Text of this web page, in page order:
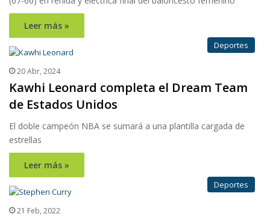
Leer más »
Deportes
20 Abr, 2024
Kawhi Leonard completa el Dream Team
de Estados Unidos
El doble campeón NBA se sumará a una plantilla cargada de
estrellas
Leer más »
Deportes
21 Feb, 2022